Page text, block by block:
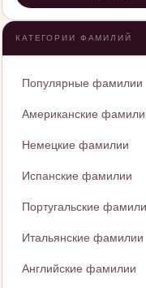
КАТЕГОРИИ ФАМИЛИЙ
Популярные фамилии
Американские
Немецкие фамилии
Испанские фамилии
Португальские
Итальянские фамилии
Английские фамилии